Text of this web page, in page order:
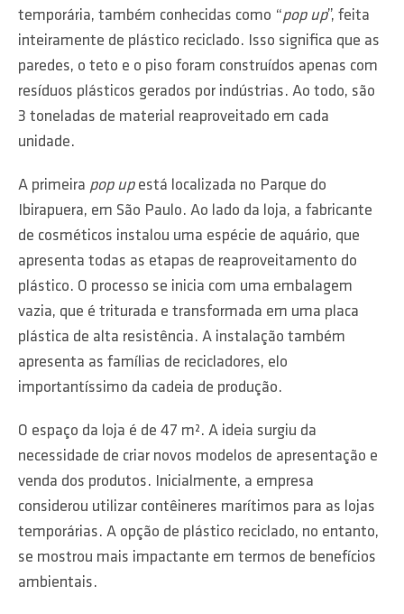
temporária, também conhecidas como “pop up”, feita
inteiramente de plástico reciclado. Isso significa que as
paredes, o teto e o piso foram construídos apenas com
resíduos plásticos gerados por indústrias. Ao todo, são
3 toneladas de material reaproveitado em cada
unidade.
A primeira pop upestá localizada no Parque do
Ibirapuera, em São Paulo. Ao lado da loja, a fabricante
de cosméticos instalou uma espécie de aquário, que
apresenta todas as etapas de reaproveitamento do
plástico. O processo se inicia com uma embalagem
vazia, que é triturada e transformada em uma placa
plástica de alta resistência. A instalação também
apresenta as famílias de recicladores, elo
importantíssimo da cadeia de produção.
O espaço da loja é de 47 m². A ideia surgiu da
necessidade de criar novos modelos de apresentação e
venda dos produtos. Inicialmente, a empresa
considerou utilizar contêineres marítimos para as lojas
temporárias. A opção de plástico reciclado, no entanto,
se mostrou mais impactante em termos de benefícios
ambientais.